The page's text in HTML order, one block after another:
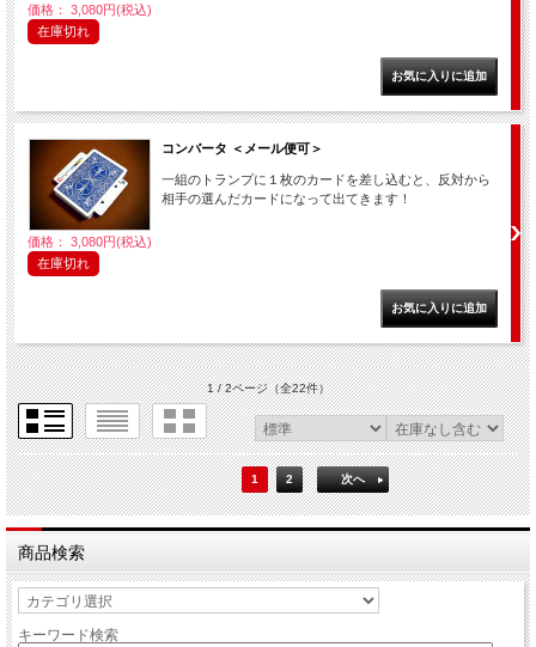
価格： 3,080円(税込)
在庫切れ
コンバータ ＜メール便可＞
一組のトランプに１枚のカードを差し込むと、反対から
相手の選んだカードになって出てきます！
価格： 3,080円(税込)
在庫切れ
1 / 2ページ（全22件）
1 2 次へ
商品検索
キーワード検索